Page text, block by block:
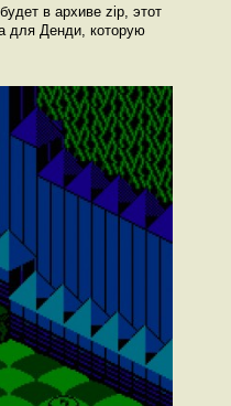
в архиве zip, этот
для Денди, которую